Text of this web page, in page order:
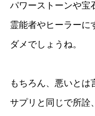
パワーストーンや宝
霊能者やヒーラーに
ダメでしょうね。
もちろん、悪いとは
サプリと同じで所詮